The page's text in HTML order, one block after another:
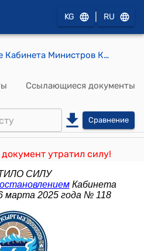
KG RU
Постановление Кабинета Министров КР от 13 июля 2021 года № 75 "Об утверждении жилищной программы Кыргызской Республики "Мой дом 2021-2026"
Ссылающиеся документы
Сравнение
утратил силу!